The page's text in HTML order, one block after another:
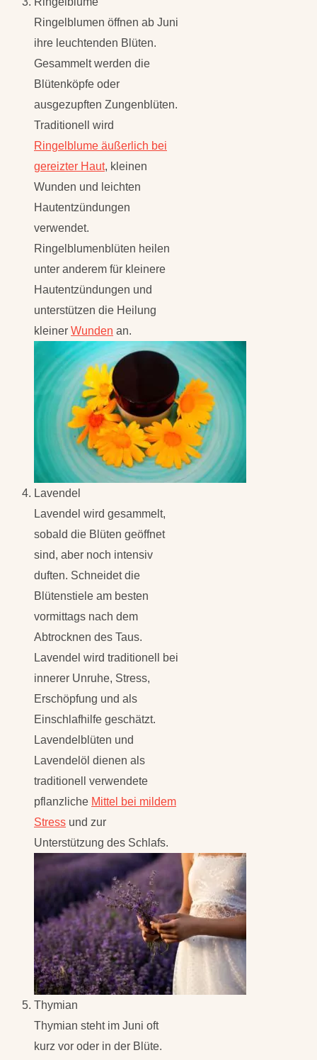
Ringelblumen öffnen ab Juni
ihre leuchtenden Blüten.
Gesammelt werden die
Blütenköpfe oder
ausgezupften Zungenblüten.
Traditionell wird
Ringelblume äußerlich bei
gereizter Haut, kleinen
Wunden und leichten
Hautentzündungen
verwendet.
Ringelblumenblüten heilen
unter anderem für kleinere
Hautentzündungen und
unterstützen die Heilung
kleiner Wunden an.
Lavendel
Lavendel wird gesammelt,
sobald die Blüten geöffnet
sind, aber noch intensiv
duften. Schneidet die
Blütenstiele am besten
vormittags nach dem
Abtrocknen des Taus.
Lavendel wird traditionell bei
innerer Unruhe, Stress,
Erschöpfung und als
Einschlafhilfe geschätzt.
Lavendelblüten und
Lavendelöl dienen als
traditionell verwendete
pflanzliche Mittel bei mildem
Stress und zur
Unterstützung des Schlafs.
Thymian
Thymian steht im Juni oft
kurz vor oder in der Blüte.